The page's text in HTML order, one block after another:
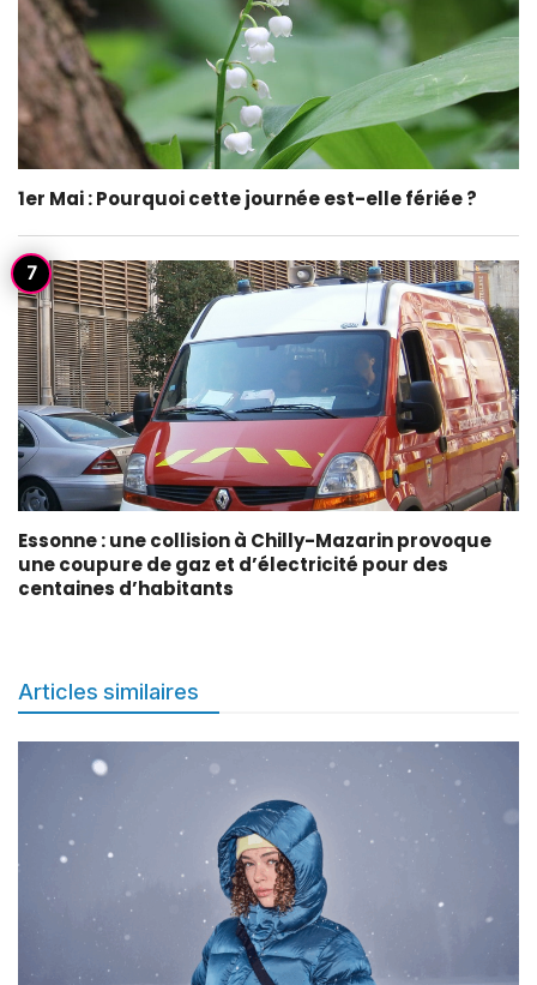
1er Mai : Pourquoi cette journée est-elle fériée ?
Essonne : une collision à Chilly-Mazarin provoque
une coupure de gaz et d’électricité pour des
centaines d’habitants
Articles similaires